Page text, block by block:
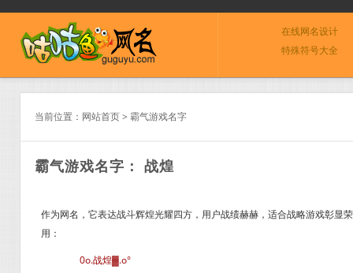
在线网名设计
特殊符号大全
当前位置： 网站首页> 霸气游戏名字
霸气游戏名字： 战煌
作为网名，它表达战斗辉煌光耀四方，用户战绩赫赫，适合战略游戏彰显
用：
0o.战煌▓.o°